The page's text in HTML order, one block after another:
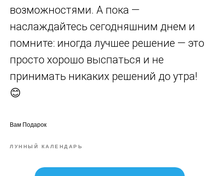
возможностями. А пока —
наслаждайтесь сегодняшним днем и
помните: иногда лучшее решение — это
просто хорошо выспаться и не
принимать никаких решений до утра!
😊
Вам Подарок
ЛУННЫЙ КАЛЕНДАРЬ